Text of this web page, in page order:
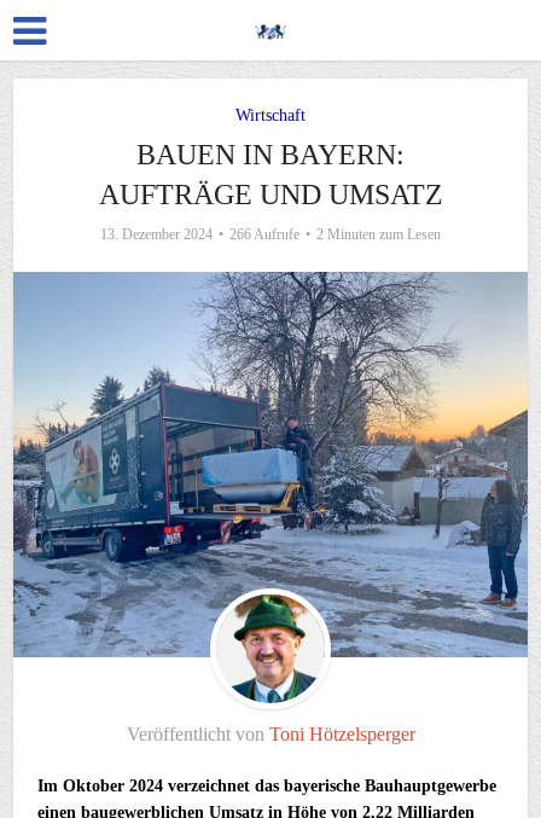
Wirtschaft
BAUEN IN BAYERN:
AUFTRÄGE UND UMSATZ
13. Dezember 2024 266 Aufrufe 2 Minuten zum Lesen
Veröffentlicht von Toni Hötzelsperger
Im Oktober 2024 verzeichnet das bayerische Bauhauptgewerbe
einen baugewerblichen Umsatz in Höhe von 2,22 Milliarden